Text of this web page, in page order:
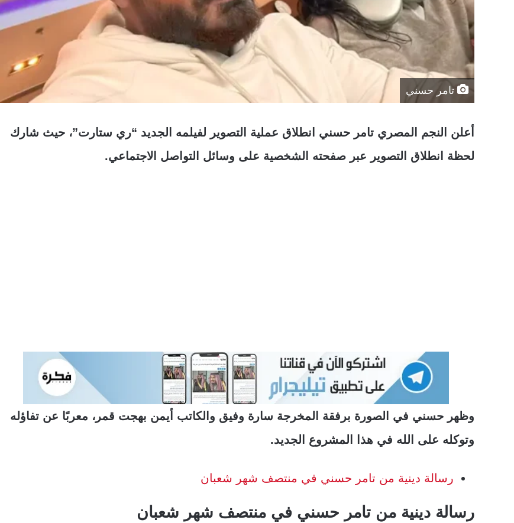
تامر حسني
أعلن النجم المصري تامر حسني انطلاق عملية التصوير لفيلمه الجديد “ري ستارت”، حيث شارك
لحظة انطلاق التصوير عبر صفحته الشخصية على وسائل التواصل الاجتماعي.
وظهر حسني في الصورة برفقة المخرجة سارة وفيق والكاتب أيمن بهجت قمر، معربًا عن تفاؤله
وتوكله على الله في هذا المشروع الجديد.
رسالة دينية من تامر حسني في منتصف شهر شعبان
رسالة دينية من تامر حسني في منتصف شهر شعبان